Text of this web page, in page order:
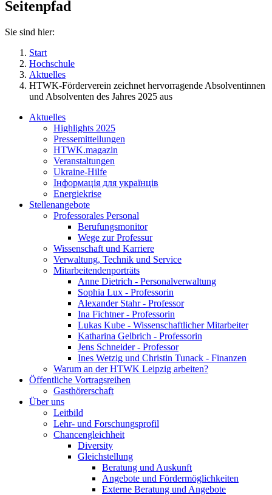
Seitenpfad
Sie sind hier:
Start
Hochschule
Aktuelles
HTWK-Förderverein zeichnet hervorragende Absolventinnen
und Absolventen des Jahres 2025 aus
Aktuelles
Highlights 2025
Pressemitteilungen
HTWK.magazin
Veranstaltungen
Ukraine-Hilfe
Інформація для українців
Energiekrise
Stellenangebote
Professorales Personal
Berufungsmonitor
Wege zur Professur
Wissenschaft und Karriere
Verwaltung, Technik und Service
Mitarbeitendenporträts
Anne Dietrich - Personalverwaltung
Sophia Lux - Professorin
Alexander Stahr - Professor
Ina Fichtner - Professorin
Lukas Kube - Wissenschaftlicher Mitarbeiter
Katharina Gelbrich - Professorin
Jens Schneider - Professor
Ines Wetzig und Christin Tunack - Finanzen
Warum an der HTWK Leipzig arbeiten?
Öffentliche Vortragsreihen
Gasthörerschaft
Über uns
Leitbild
Lehr- und Forschungsprofil
Chancengleichheit
Diversity
Gleichstellung
Beratung und Auskunft
Angebote und Fördermöglichkeiten
Externe Beratung und Angebote